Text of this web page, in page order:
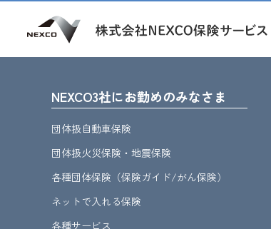
NEXCO3社にお勤めのみなさま
団体扱自動車保険
団体扱火災保険・地震保険
各種団体保険（保険ガイド/がん保険）
ネットで入れる保険
各種サービス